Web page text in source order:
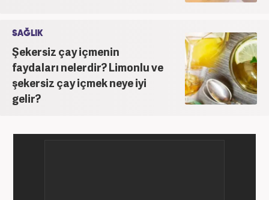
SAĞLIK
Şekersiz çay içmenin
faydaları nelerdir? Limonlu ve
şekersiz çay içmek neye iyi
gelir?